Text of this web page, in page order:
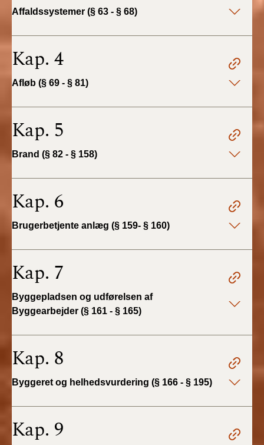
2022)
BR18 (1/1 - 30/6
BR18 (29/6 - 31/12
2021)
2021)
BR18 (1/7-31/12
BR18 (10/3-30/6
2020)
BR18 (4/7-31/12
2019)
BR18 (1/1-4/7 2019)
2018)
BR18 (1/1-30/6
BR15 (2015-2018)
Affaldssystemer (§ 63 - § 68)
Kap. 4
Afløb (§ 69 - § 81)
Kap. 5
Brand (§ 82 - § 158)
Kap. 6
Brugerbetjente anlæg (§ 159- § 160)
Kap. 7
Byggepladsen og udførelsen af
Byggearbejder (§ 161 - § 165)
Kap. 8
Byggeret og helhedsvurdering (§ 166 - § 195)
Kap. 9